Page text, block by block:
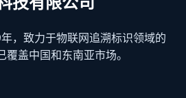
，致力于物联网追溯标识领域的
盖中国和东南亚市场。